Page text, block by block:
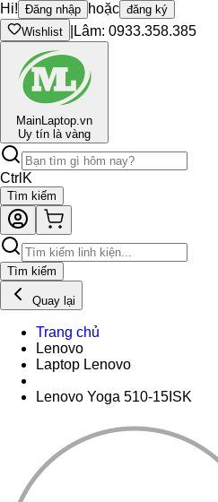
Hi! Đăng nhập hoặc đăng ký
Wishlist
Lâm: 0933.358.385
MainLaptop.vn
Uy tín là vàng
Ctrl K
Tìm kiếm
Tìm kiếm
Quay lại
Trang chủ
Lenovo
Laptop Lenovo
Lenovo Yoga 510-15ISK